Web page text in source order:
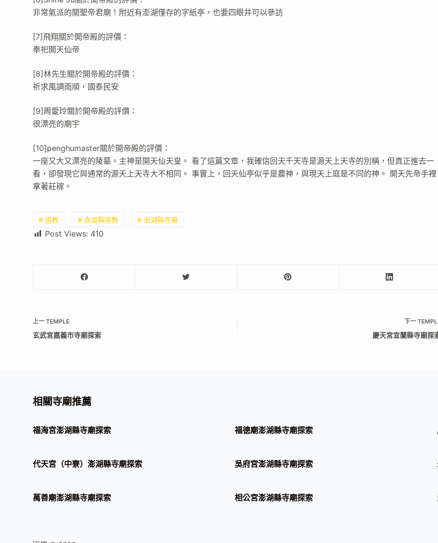
非常氣派的關聖帝君廟！附近有澎湖僅存的字紙亭，也要四眼井可以參訪
[7]飛翔關於開帝殿的評價：
奉祀開天仙帝
[8]林先生關於開帝殿的評價：
祈求風調雨順，國泰民安
[9]周愛玲關於開帝殿的評價：
很漂亮的廟宇
[10]penghumaster關於開帝殿的評價：
一座又大又漂亮的陵墓。主神是開天仙天皇。 看了這篇文章，我確信回天千天寺是源天上天寺的別稱，但真正進去一
看，卻發現它與通常的源天上天寺大不相同。 事實上，回天仙亭似乎是農神，與現天上庭是不同的神。 開天先帝手裡
拿著莊稼。
# 道教 # 澎湖縣道教 # 澎湖縣寺廟
Post Views: 410
上一TEMPLE
玄武宮嘉義市寺廟探索
下一
慶天宮宜蘭縣寺廟探
相關寺廟推薦
福海宮澎湖縣寺廟探索 福德廟澎湖縣寺廟探索
代天宮（中寮）澎湖縣寺廟探索 吳府宮澎湖縣寺廟探索
萬善廟澎湖縣寺廟探索 相公宮澎湖縣寺廟探索